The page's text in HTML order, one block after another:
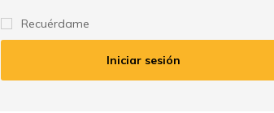
Recuérdame
Iniciar sesión
Registrarse